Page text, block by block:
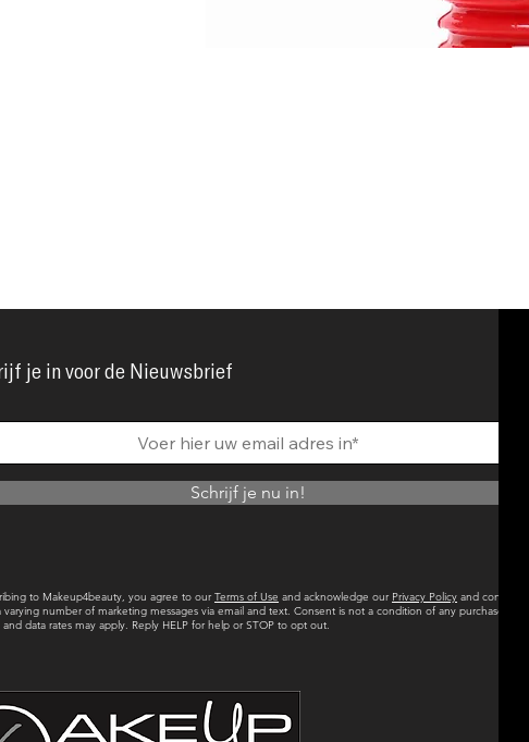
je in voor de Nieuwsbrief
Schrijf je nu in!
to Makeup4beauty, you agree to ourTerms of Use and acknowledge our Privacy Policy and consent to
varying number of marketing messages via email and text. Consent is not a condition of any purchase.
and data rates may apply. Reply HELP for help or STOP to opt out.